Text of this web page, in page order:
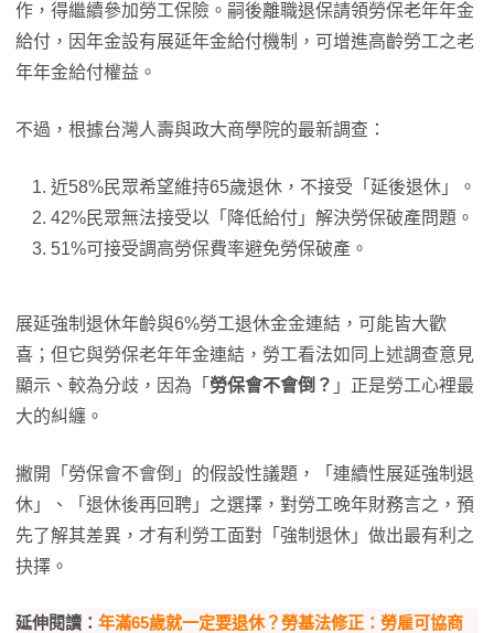
作，得繼續參加勞工保險。嗣後離職退保請領勞保老年年金
給付，因年金設有展延年金給付機制，可增進高齡勞工之老
年年金給付權益。
不過，根據台灣人壽與政大商學院的最新調查：
近58%民眾希望維持65歲退休，不接受「延後退休」。
42%民眾無法接受以「降低給付」解決勞保破產問題。
51%可接受調高勞保費率避免勞保破產。
展延強制退休年齡與6%勞工退休金金連結，可能皆大歡
喜；但它與勞保老年年金連結，勞工看法如同上述調查意見
顯示、較為分歧，因為「 勞保會不會倒？ 」正是勞工心裡最
大的糾纏。
撇開「勞保會不會倒」的假設性議題，「連續性展延強制退
休」、「退休後再回聘」之選擇，對勞工晚年財務言之，預
先了解其差異，才有利勞工面對「強制退休」做出最有利之
抉擇。
延伸閱讀： 年滿65歲就一定要退休？勞基法修正：勞雇可協商